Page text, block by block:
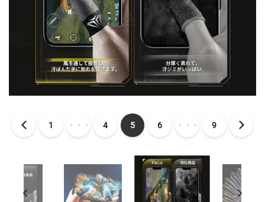
1 ・・・ 4 5 6 ・・・ 9